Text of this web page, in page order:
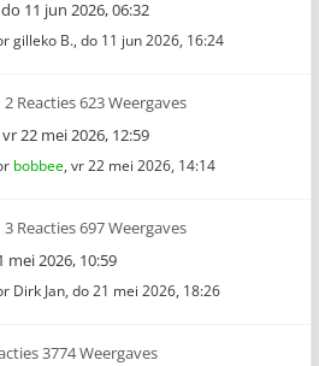
do 11 jun 2026, 06:32
gilleko B., do 11 jun 2026, 16:24
2 Reacties 623 Weergaves
vr 22 mei 2026, 12:59
bobbee, vr 22 mei 2026, 14:14
3 Reacties 697 Weergaves
mei 2026, 10:59
Dirk Jan, do 21 mei 2026, 18:26
3774 Weergaves